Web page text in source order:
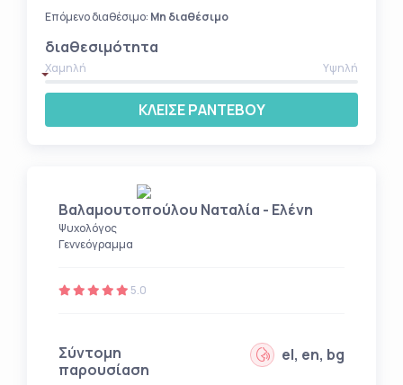
ΚΛΕΙΣΕ ΡΑΝΤΕΒΟΥ
διαθεσιμότητα
Χαμηλή Υψηλή
Επόμενο διαθέσιμο: Μη διαθέσιμο
Βαλαμουτοπούλου Ναταλία - Ελένη
Ψυχολόγος
Γεννεόγραμμα
5.0
Σύντομη
παρουσίαση
el, en, bg